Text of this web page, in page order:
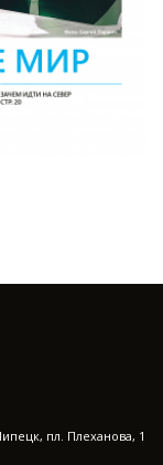
пл. Плеханова, 1